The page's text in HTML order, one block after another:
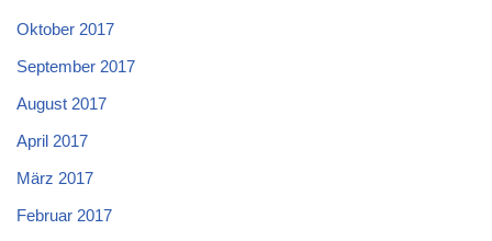
Oktober 2017
September 2017
August 2017
April 2017
März 2017
Februar 2017